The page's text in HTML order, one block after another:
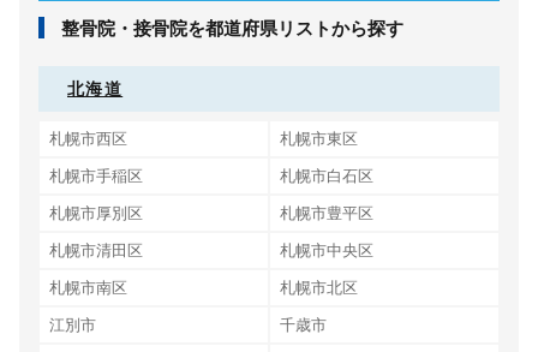
整⾻院・接⾻院を都道府県リストから探す
北海道
札幌市西区 札幌市東区
札幌市手稲区 札幌市白石区
札幌市厚別区 札幌市豊平区
札幌市清田区 札幌市中央区
札幌市南区 札幌市北区
江別市 千歳市